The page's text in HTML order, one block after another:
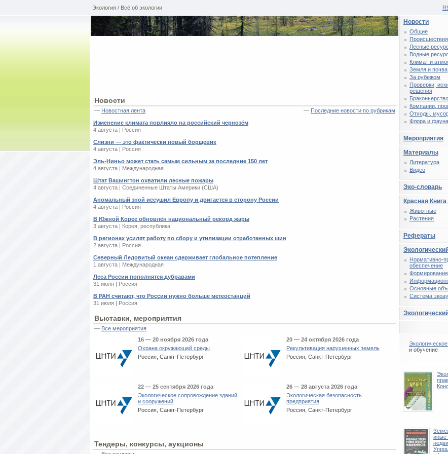
Экология / Всё об экологии
Новости
— Новостная лента — Последние новости по рубрикам
Изменение климата повлияло на российский чернозём
4 августа | Россия
Слизни — это фактически новый борщевик
4 августа | Россия
Эль-Ниньо может стать самым сильным за последние 150 лет
4 августа | Международная
Штат Вашингтон охватили лесные пожары
4 августа | Соединенные Штаты Америки (США)
Аномальный зной иссушил Европу и двигается в сторону России
4 августа | Россия
В Южной Корее обновлён национальный рекорд жары
3 августа | Корея, республика
В регионах усилят работу по сбору и утилизации отработанных шин
2 августа | Россия
Северный Ледовитый океан сдерживает глобальное потепление
1 августа | Международная
Леса России пополнятся дубравами
31 июля | Россия
В РАН считают, что России нужно больше метеостанций
31 июля | Россия
Выставки, мероприятия
— Все мероприятия
16 — 20 ноября 2026 года
Охрана окружающей среды
Россия, Санкт-Петербург
20 — 24 октября 2026 года
Рекультивация нарушенных земель
Россия, Санкт-Петербург
22 — 25 сентября 2026 года
Экологическое сопровождение зданий
и сооружений
Россия, Санкт-Петербург
26 — 28 августа 2026 года
Экологическая безопасность
предприятия
Россия, Санкт-Петербург
Тендеры, конкурсы, аукционы
Новости
Общие
Происшествия
Лесные
Водные
Климат и
Земля и почва
За рубежом
Проверки,
решения
Браконьерство
Компании,
Отходы,
Флора и фауна
Мероприятия
Материалы
Литература
Видео
Эко-словарь
Красная
Животные
Растения
Рефераты
Нормативно-
обеспечение
Формирование
Основные
Система
и обучение
иные